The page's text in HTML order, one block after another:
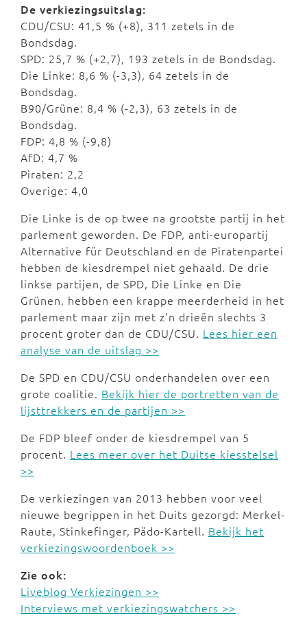
De verkiezingsuitslag:
CDU/CSU: 41,5 % (+8), 311 zetels in de
Bondsdag.
SPD: 25,7 % (+2,7), 193 zetels in de Bondsdag.
Die Linke: 8,6 % (-3,3), 64 zetels in de
Bondsdag.
B90/Grüne: 8,4 % (-2,3), 63 zetels in de
Bondsdag.
FDP: 4,8 % (-9,8)
AfD: 4,7 %
Piraten: 2,2
Overige: 4,0
Die Linke is de op twee na grootste partij in het
parlement geworden. De FDP, anti-europartij
Alternative für Deutschland en de Piratenpartei
hebben de kiesdrempel niet gehaald. De drie
linkse partijen, de SPD, Die Linke en Die
Grünen, hebben een krappe meerderheid in het
parlement maar zijn met z'n drieën slechts 3
procent groter dan de CDU/CSU. Lees hier een
analyse van de uitslag >>
De SPD en CDU/CSU onderhandelen over een
grote coalitie. Bekijk hier de portretten van de
lijsttrekkers en de partijen >>
De FDP bleef onder de kiesdrempel van 5
procent. Lees meer over het Duitse kiesstelsel
>>
De verkiezingen van 2013 hebben voor veel
nieuwe begrippen in het Duits gezorgd: Merkel-
Raute, Stinkefinger, Pädo-Kartell. Bekijk het
verkiezingswoordenboek >>
Zie ook:
Liveblog Verkiezingen >>
Interviews met verkiezingswatchers >>